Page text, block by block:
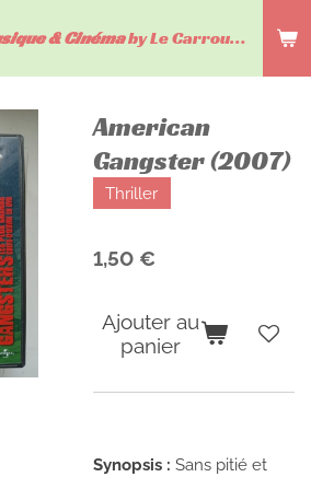
& Cinémaby Le Carrousel du livre
American
Gangster (2007)
Thriller
1,50 €
Ajouter au
panier
Synopsis : Sans pitié et